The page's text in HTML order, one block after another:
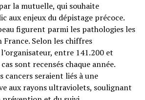
la mutuelle, qui souhaite
aux enjeux du dépistage précoce.
figurent parmi les pathologies les
Selon les chiffres
entre 141.200 et
sont recensés chaque année.
cancers seraient liés à une
aux rayons ultraviolets, soulignant